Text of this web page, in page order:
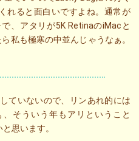
れると面白いですよね。通常が
、アタリが5K RetinaのiMacと
私も極寒の中並んじゃうなぁ。
ていないので、リンあれ的には
そういう年もアリということ
思います。